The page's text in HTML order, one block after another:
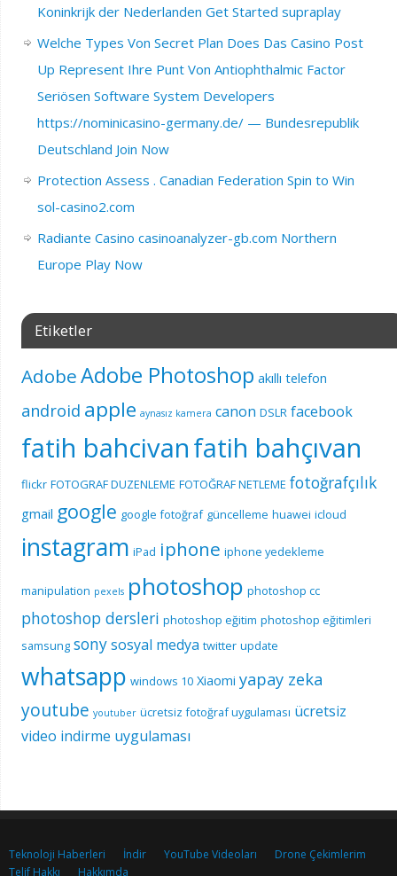
Koninkrijk der Nederlanden Get Started supraplay
Welche Types Von Secret Plan Does Das Casino Post
Up Represent Ihre Punt Von Antiophthalmic Factor
Seriösen Software System Developers
https://nominicasino-germany.de/ — Bundesrepublik
Deutschland Join Now
Protection Assess . Canadian Federation Spin to Win
sol-casino2.com
Radiante Casino casinoanalyzer-gb.com Northern
Europe Play Now
Etiketler
AdobeAdobe Photoshop akıllı telefon
android apple aynasız kamera canon DSLR facebook
fatih bahcivanfatih bahçıvan
flickr FOTOGRAF DUZENLEME FOTOĞRAF NETLEME fotoğrafçılık
gmail google google fotoğraf güncelleme huawei icloud
instagram iPad iphone iphone yedekleme
manipulation pexels photoshop photoshop cc
photoshop dersleri photoshop eğitim photoshop eğitimleri
samsung sony sosyal medya twitter update
whatsapp windows 10 Xiaomi yapay zeka
youtube youtuber ücretsiz fotoğraf uygulaması ücretsiz
video indirme uygulaması
Teknoloji Haberleri İndir YouTube Videoları
Drone Çekimlerim
Telif Hakkı
Hakkımda